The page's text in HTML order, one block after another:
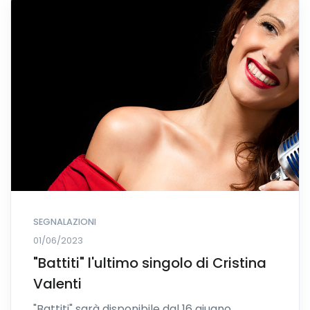
SEGNALAZIONI
01/06/2023
"Battiti" l'ultimo singolo di Cristina
Valenti